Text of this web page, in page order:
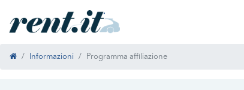
Informazioni Programma affiliazione